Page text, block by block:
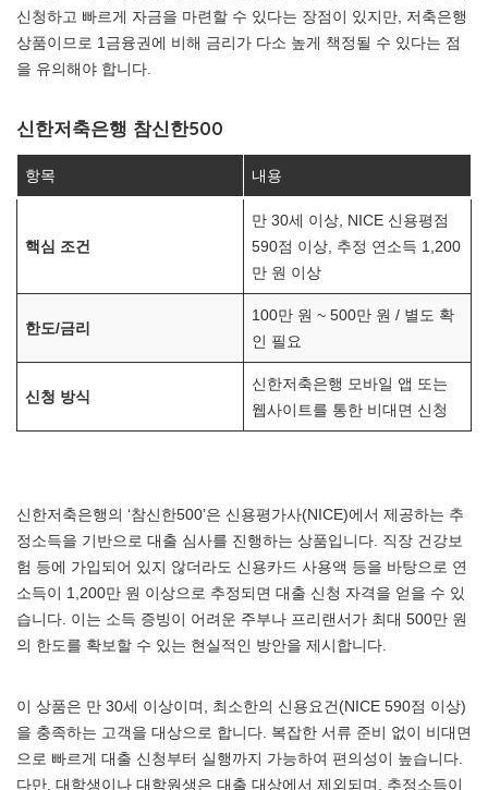
신청하고 빠르게 자금을 마련할 수 있다는 장점이 있지만, 저축은행
상품이므로 1금융권에 비해 금리가 다소 높게 책정될 수 있다는 점
을 유의해야 합니다.
신한저축은행 참신한500
항목 내용
핵심 조건
만 30세 이상, NICE 신용평점
590점 이상, 추정 연소득 1,200
만 원 이상
한도/금리
100만 원 ~ 500만 원 / 별도 확
인 필요
신청 방식
신한저축은행 모바일 앱 또는
웹사이트를 통한 비대면 신청
신한저축은행의 ‘참신한500’은 신용평가사(NICE)에서 제공하는 추
정소득을 기반으로 대출 심사를 진행하는 상품입니다. 직장 건강보
험 등에 가입되어 있지 않더라도 신용카드 사용액 등을 바탕으로 연
소득이 1,200만 원 이상으로 추정되면 대출 신청 자격을 얻을 수 있
습니다. 이는 소득 증빙이 어려운 주부나 프리랜서가 최대 500만 원
의 한도를 확보할 수 있는 현실적인 방안을 제시합니다.
이 상품은 만 30세 이상이며, 최소한의 신용요건(NICE 590점 이상)
을 충족하는 고객을 대상으로 합니다. 복잡한 서류 준비 없이 비대면
으로 빠르게 대출 신청부터 실행까지 가능하여 편의성이 높습니다.
다만, 대학생이나 대학원생은 대출 대상에서 제외되며, 추정소득이